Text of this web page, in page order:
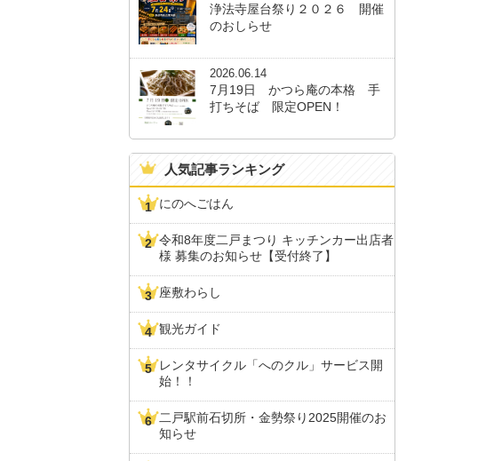
浄法寺屋台祭り２０２６ 開催
のおしらせ
2026.06.14
7月19日 かつら庵の本格 手
打ちそば 限定OPEN！
人気記事ランキング
にのへごはん
令和8年度二戸まつり キッチンカー出店者
様 募集のお知らせ【受付終了】
座敷わらし
観光ガイド
レンタサイクル「へのクル」サービス開
始！！
二戸駅前石切所・金勢祭り2025開催のお
知らせ